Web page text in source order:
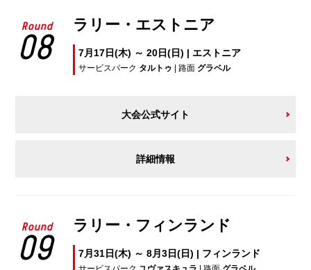
Round
08
ラリー・エストニア
7月17日(木) ～ 20日(日) | エストニア
サービスパーク タルトゥ | 路面 グラベル
大会公式サイト
詳細情報
Round
09
ラリー・フィンランド
7月31日(木) ～ 8月3日(日) | フィンランド